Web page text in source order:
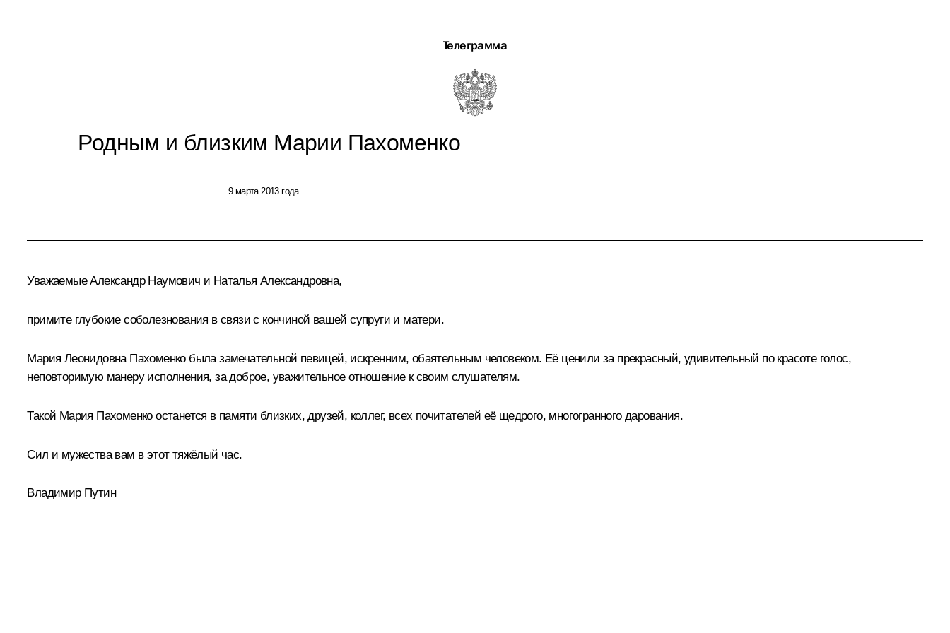
Телеграмма
Родным и близким Марии Пахоменко
9 марта 2013 года
Уважаемые Александр Наумович и Наталья Александровна,
примите глубокие соболезнования в связи с кончиной вашей супруги и матери.
Мария Леонидовна Пахоменко была замечательной певицей, искренним, обаятельным человеком. Её ценили за прекрасный, удивительный по красоте голос,
неповторимую манеру исполнения, за доброе, уважительное отношение к своим слушателям.
Такой Мария Пахоменко останется в памяти близких, друзей, коллег, всех почитателей её щедрого, многогранного дарования.
Сил и мужества вам в этот тяжёлый час.
Владимир Путин